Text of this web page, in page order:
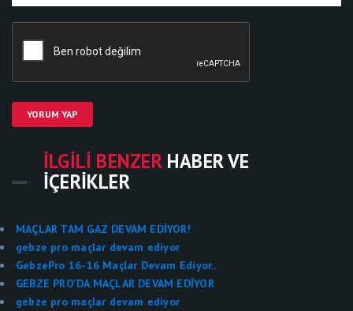
YORUM YAP
İLGILI BENZERHABER VE
İÇERIKLER
MAÇLAR TAM GAZ DEVAM EDİYOR!
gebze pro maçlar devam ediyor
GebzePro 16-16 Maçlar Devam Ediyor..
GEBZE PRO'DA MAÇLAR DEVAM EDİYOR
gebze pro maçlar devam ediyor